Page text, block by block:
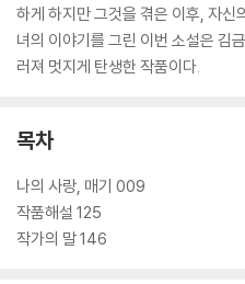
하게 하지만 그것을 겪은 이후, 자신
녀의 이야기를 그린 이번 소설은 김
러져 멋지게 탄생한 작품이다.
목차
나의 사랑, 매기 009
작품해설 125
작가의 말 146